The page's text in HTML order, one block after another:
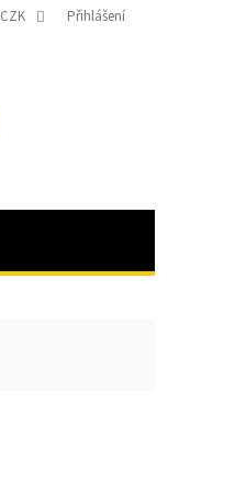
CZK Přihlášení